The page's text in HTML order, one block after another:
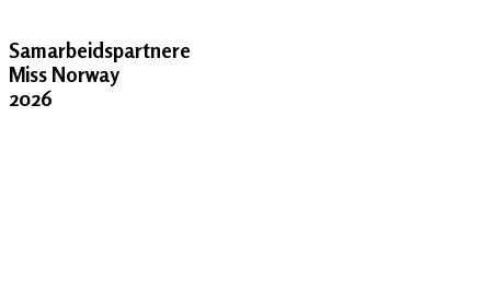
Samarbeidspartnere
Miss Norway
2026